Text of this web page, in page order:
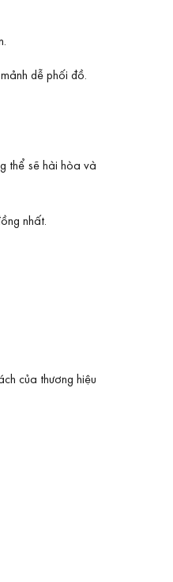
dễ phối đồ.
thể sẽ hài hòa và
nhất.
của thương hiệu